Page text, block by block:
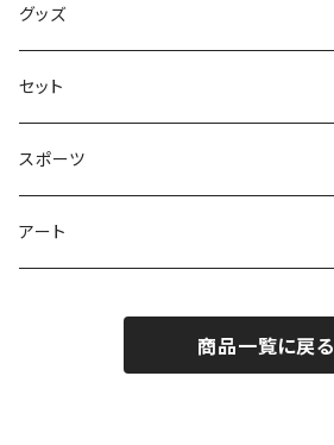
学びの絵本
昭和偏愛シリーズ
熊川哲也アートノベル
社会について考える
グッズ
セット
スポーツ
アート
商品一覧に戻る